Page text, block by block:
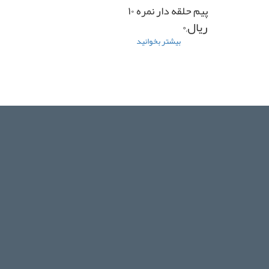
فرگوسن
۲۸۵ پیم حلقه دار نمره ۱۰
ریال,۰
بیشتر بخوانید